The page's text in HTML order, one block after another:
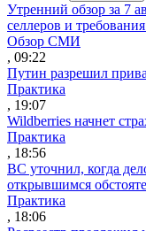
Утренний обзор за 7
селлеров и
Обзор СМИ
, 09:22
Путин разрешил
Практика
, 19:07
Wildberries начнет
Практика
, 18:56
ВС уточнил, когда
открывшимся
Практика
, 18:06